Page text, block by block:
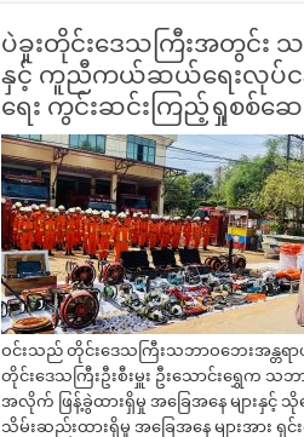
ပဲခူးတိုင်းဒေသကြီးအတွင်း
နှင့် ကူညီကယ်ဆယ်ရေးလုပ်ငန်း
ရေး ကွင်းဆင်းကြည့်ရှုစစ်ဆေ
ဝင်းသည် တိုင်းဒေသကြီးသဘာဝဘေးအန္တရာ
တိုင်းဒေသကြီးဦးစီးမှူး ဦးသောင်းရွှေက
အလိုက် ဖြန့်ခွဲထားရှိမှု အခြေအနေ များနှင့်
သိမ်းဆည်းထားရှိမှု အခြေအနေ များအား ရှ